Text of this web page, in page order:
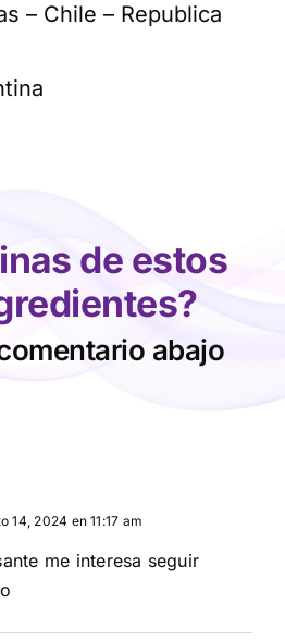
– Chile – Republica
de estos
abajo
14, 2024 en 11:17 am
me interesa seguir